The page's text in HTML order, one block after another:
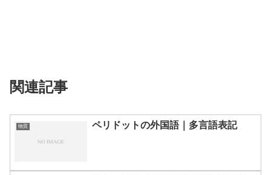
関連記事
物質 ペリドットの外国語｜多言語表記